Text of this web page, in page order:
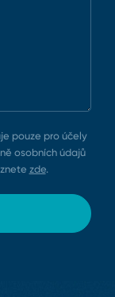
pouze pro účely
osobních údajů
zde.